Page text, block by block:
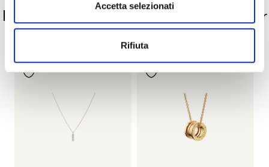
Accetta selezionati
Rifiuta
La nostra selezione di prodotti scelti per
te